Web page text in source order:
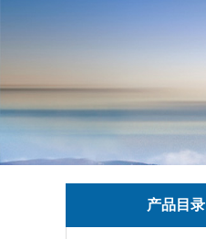
产品目录